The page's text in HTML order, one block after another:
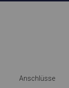
Anschlüsse